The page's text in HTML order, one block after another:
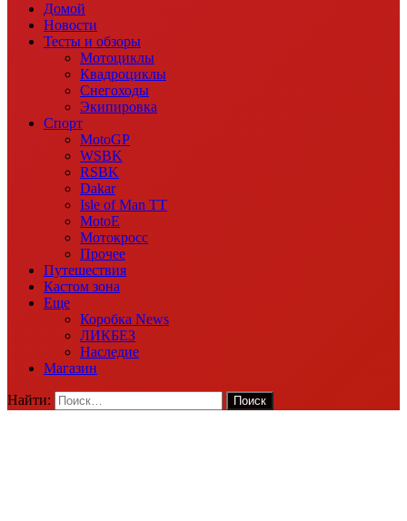
Домой
Новости
Тесты и обзоры
Мотоциклы
Квадроциклы
Снегоходы
Экипировка
Спорт
MotoGP
WSBK
RSBK
Dakar
Isle of Man TT
MotoE
Мотокросс
Прочее
Путешествия
Кастом зона
Еще
Коробка News
ЛИКБЕЗ
Наследие
Магазин
Найти: